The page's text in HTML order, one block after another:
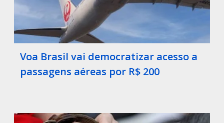
Voa Brasil vai democratizar acesso a
passagens aéreas por R$ 200